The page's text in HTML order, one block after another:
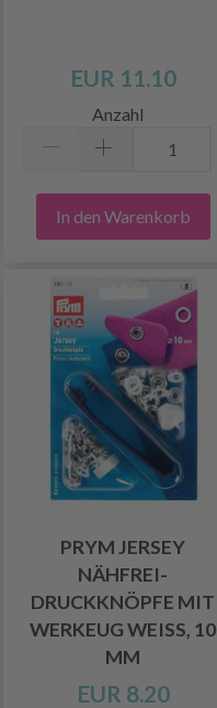
EUR 11.10
Anzahl
In den Warenkorb
PRYM JERSEY
NÄHFREI-
DRUCKKNÖPFE MIT
WERKEUG WEISS, 10 M
M
EUR 8.20